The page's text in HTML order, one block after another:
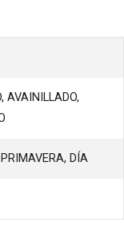
AVAINILLADO,
PRIMAVERA, DÍA